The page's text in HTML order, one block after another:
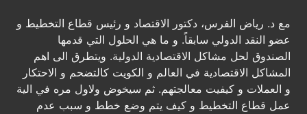
مع د. رياض الفرس، دكتور الاقتصاد و رئيس قطاع التخطيط و
عضو النقد الدولي سابقاً. و ما هي الحلول التي قدمها
الصندوق لحل مشاكل الاقتصادية الدولية. ويتطرق الى اهم
المشاكل الاقتصادية في العالم و الكويت كالتضحم و الاحتكار
و العملات و كيفيت معالجتهم. ثم سيخوض ولاول مره في الية
عمل قطاع التخطيط و كيف يتم وضع خطط و سبب عدم